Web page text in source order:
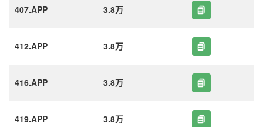
407.APP 3.8万
412.APP 3.8万
416.APP 3.8万
419.APP 3.8万